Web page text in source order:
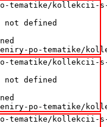
tematike/kollekcii-
not defined
po-tematike/
tematike/kollekcii-
not defined
po-tematike/
tematike/kollekcii-